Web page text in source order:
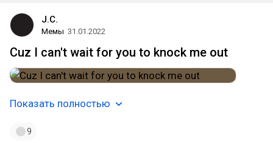
J.C.
Мемы 31.01.2022
Cuz I can't wait for you to knock me out
Показать полностью
9